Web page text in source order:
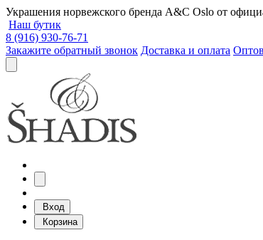
Украшения норвежского бренда A&C Oslo от
Наш бутик
8 (916) 930-76-71
Закажите обратный звонок Доставка и оплата
Вход
Корзина